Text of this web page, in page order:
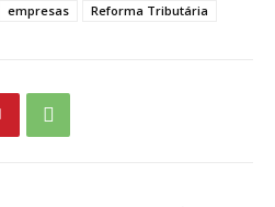
empresas Reforma Tributária